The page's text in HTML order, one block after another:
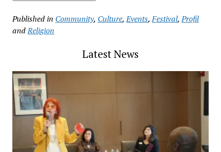
Published in Community, Culture,Events,Festival,Profil
andReligion
Latest News